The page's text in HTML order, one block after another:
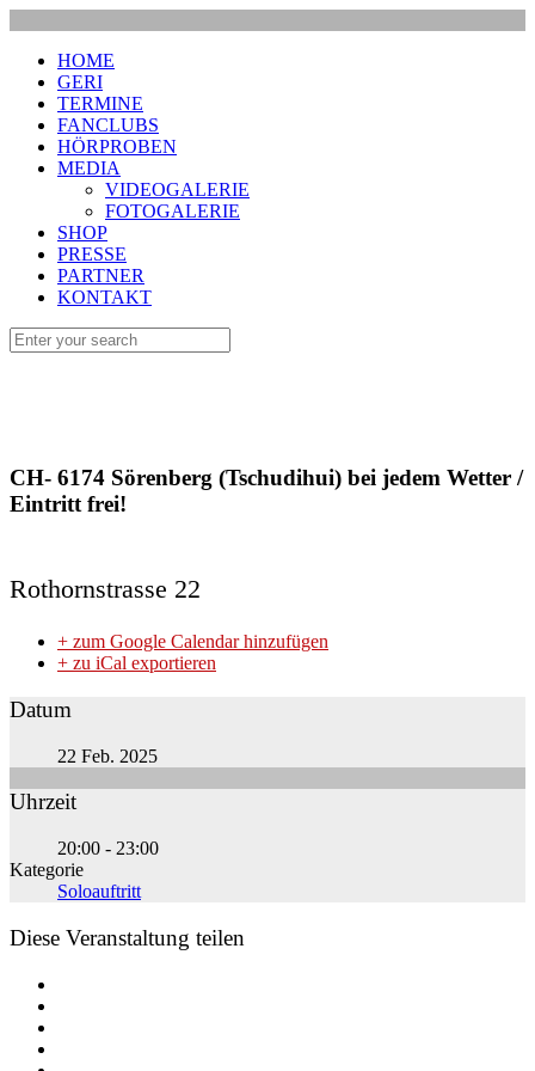
HOME
GERI
TERMINE
FANCLUBS
HÖRPROBEN
MEDIA
VIDEOGALERIE
FOTOGALERIE
SHOP
PRESSE
PARTNER
KONTAKT
CH- 6174 Sörenberg (Tschudihui) bei jedem Wetter /
Eintritt frei!
Rothornstrasse 22
+ zum Google Calendar hinzufügen
+ zu iCal exportieren
Datum
22 Feb. 2025
Uhrzeit
20:00 - 23:00
Kategorie
Soloauftritt
Diese Veranstaltung teilen